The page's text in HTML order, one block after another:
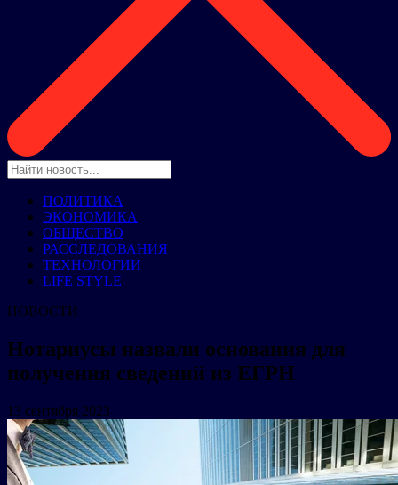
ПОЛИТИКА
ЭКОНОМИКА
ОБЩЕСТВО
РАССЛЕДОВАНИЯ
ТЕХНОЛОГИИ
LIFE STYLE
НОВОСТИ
Нотариусы назвали основания для
получения сведений из ЕГРН
13 сентября 2023